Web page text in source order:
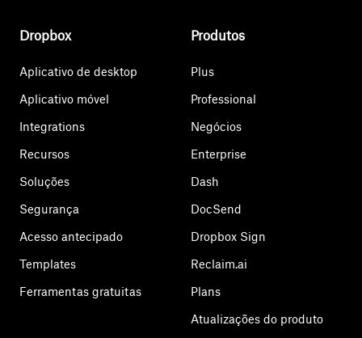
Dropbox
Aplicativo de desktop
Aplicativo móvel
Integrations
Recursos
Soluções
Segurança
Acesso antecipado
Templates
Ferramentas gratuitas
Produtos
Plus
Professional
Negócios
Enterprise
Dash
DocSend
Dropbox Sign
Reclaim.ai
Plans
Atualizações do produto